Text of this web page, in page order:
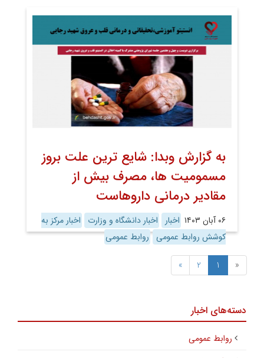
به گزارش وبدا: شایع ترین علت بروز
مسمومیت ها، مصرف بیش از
مقادیر درمانی داروهاست
۰۶ آبان ۱۴۰۳ اخبار اخبار دانشگاه و وزارت
اخبار مرکز به
کوشش روابط عمومی روابط عمومی
«
1
2
»
دسته‌های اخبار
روابط عمومی